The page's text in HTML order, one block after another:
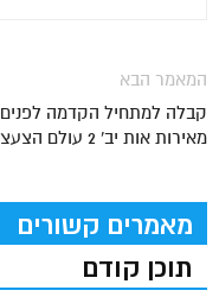
המאמר הבא
קבלה למתחיל הקדמה לפנים
מאירות אות יב' 2 עולם הצעצועים
מאמרים קשורים
תוכן קודם